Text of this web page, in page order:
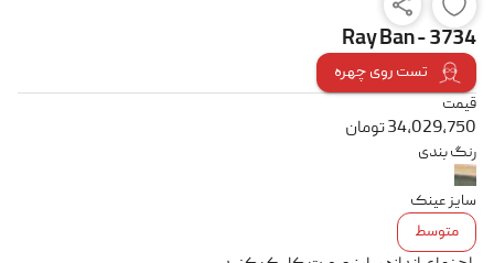
Ray Ban - 3734
تست روی چهره
قیمت
34,029,750تومان
رنگ بندی
سایز عینک
متوسط